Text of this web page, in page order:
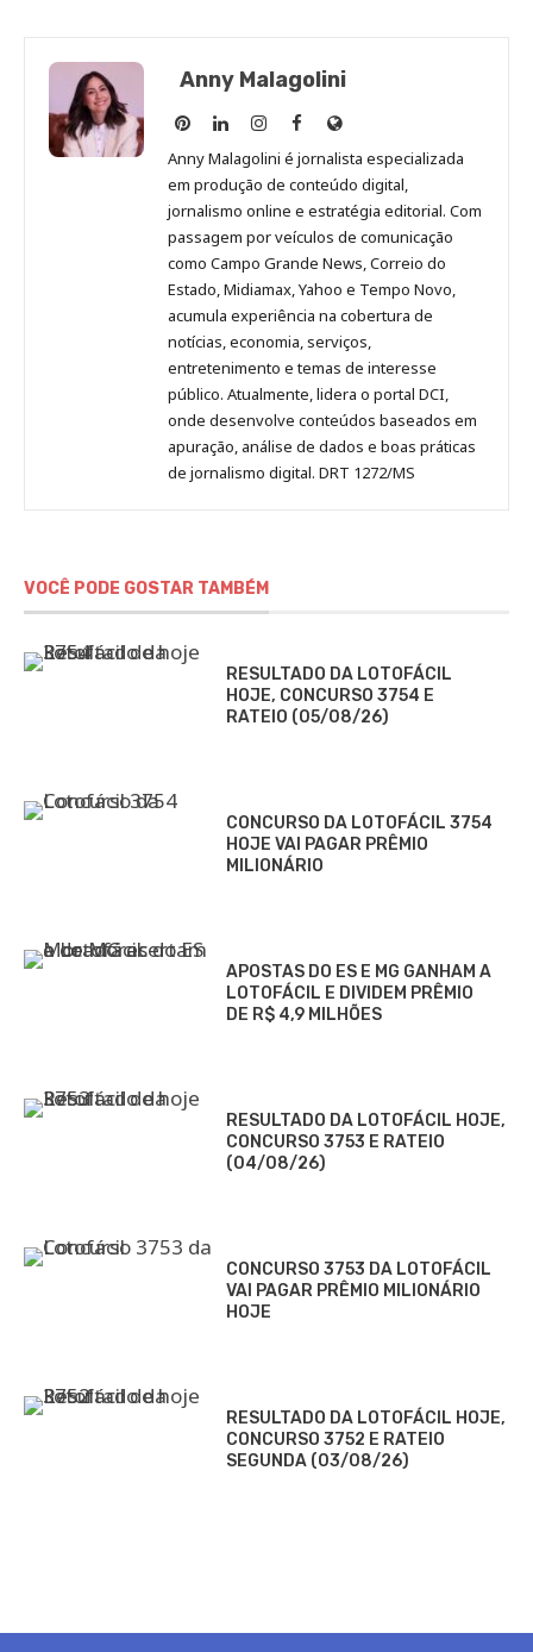
Anny Malagolini
Anny
Malagolini
no
Pinterest
Anny
Malagolini
no
LinkedIn
Anny
Malagolini
no
Instagram
Anny
Malagolini
no
Facebook
Site
de
Anny
Malagolini
Anny Malagolini é jornalista especializada
em produção de conteúdo digital,
jornalismo online e estratégia editorial. Com
passagem por veículos de comunicação
como Campo Grande News, Correio do
Estado, Midiamax, Yahoo e Tempo Novo,
acumula experiência na cobertura de
notícias, economia, serviços,
entretenimento e temas de interesse
público. Atualmente, lidera o portal DCI,
onde desenvolve conteúdos baseados em
apuração, análise de dados e boas práticas
de jornalismo digital. DRT 1272/MS
VOCÊ PODE GOSTAR TAMBÉM
RESULTADO DA LOTOFÁCIL
HOJE, CONCURSO 3754 E
RATEIO (05/08/26)
CONCURSO DA LOTOFÁCIL 3754
HOJE VAI PAGAR PRÊMIO
MILIONÁRIO
APOSTAS DO ES E MG GANHAM A
LOTOFÁCIL E DIVIDEM PRÊMIO
DE R$ 4,9 MILHÕES
RESULTADO DA LOTOFÁCIL HOJE,
CONCURSO 3753 E RATEIO
(04/08/26)
CONCURSO 3753 DA LOTOFÁCIL
VAI PAGAR PRÊMIO MILIONÁRIO
HOJE
RESULTADO DA LOTOFÁCIL HOJE,
CONCURSO 3752 E RATEIO
SEGUNDA (03/08/26)